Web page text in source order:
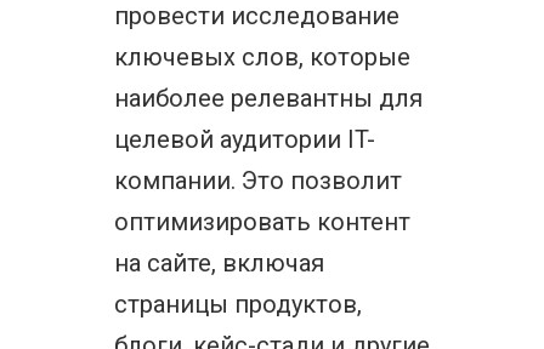
провести исследование
ключевых слов, которые
наиболее релевантны для
целевой аудитории IT-
компании. Это позволит
оптимизировать контент
на сайте, включая
страницы продуктов,